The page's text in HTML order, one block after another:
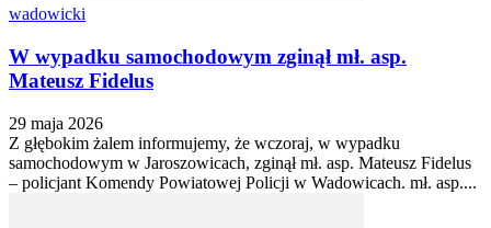
wadowicki
W wypadku samochodowym zginął mł. asp.
Mateusz Fidelus
29 maja 2026
Z głębokim żalem informujemy, że wczoraj, w wypadku
samochodowym w Jaroszowicach, zginął mł. asp. Mateusz Fidelus
– policjant Komendy Powiatowej Policji w Wadowicach. mł. asp....